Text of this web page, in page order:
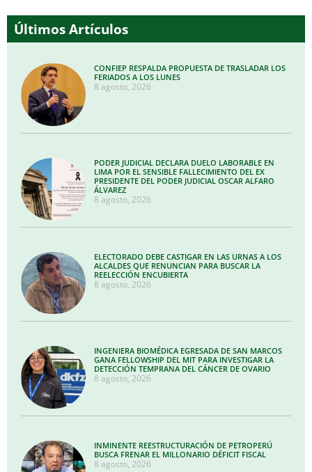
Últimos Artículos
CONFIEP RESPALDA PROPUESTA DE TRASLADAR LOS
FERIADOS A LOS LUNES
8 agosto, 2026
PODER JUDICIAL DECLARA DUELO LABORABLE EN
LIMA POR EL SENSIBLE FALLECIMIENTO DEL EX
PRESIDENTE DEL PODER JUDICIAL OSCAR ALFARO
ÁLVAREZ
8 agosto, 2026
ELECTORADO DEBE CASTIGAR EN LAS URNAS A LOS
ALCALDES QUE RENUNCIAN PARA BUSCAR LA
REELECCIÓN ENCUBIERTA
8 agosto, 2026
INGENIERA BIOMÉDICA EGRESADA DE SAN MARCOS
GANA FELLOWSHIP DEL MIT PARA INVESTIGAR LA
DETECCIÓN TEMPRANA DEL CÁNCER DE OVARIO
8 agosto, 2026
INMINENTE REESTRUCTURACIÓN DE PETROPERÚ
BUSCA FRENAR EL MILLONARIO DÉFICIT FISCAL
8 agosto, 2026